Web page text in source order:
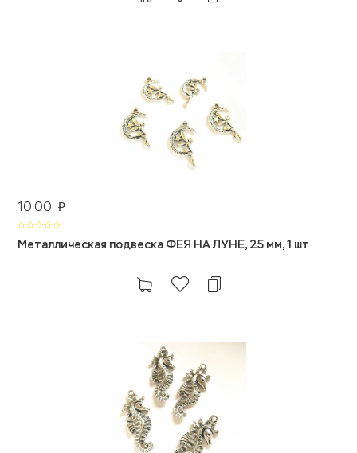
10.00 p
Металлическая подвеска ФЕЯ НА ЛУНЕ, 25 мм, 1 шт